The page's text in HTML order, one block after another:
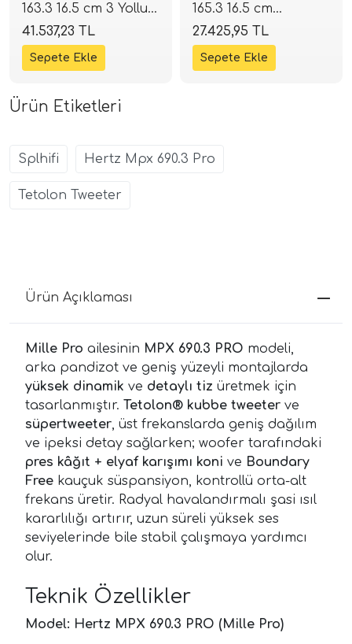
163.3 16.5 cm 3 Yollu
Komponent Mid
Takımı | 300W 4
Ohm | SPLHIFI
41.537,23 TL
165.3 16.5 cm
Komponent Mid
Takımı | 220W 4
Ohm | SPLHIFI
27.425,95 TL
Ürün Etiketleri
Splhifi Hertz Mpx 690.3 Pro
Tetolon Tweeter
Ürün Açıklaması
Mille Pro ailesinin MPX 690.3 PRO modeli,
arka pandizot ve geniş yüzeyli montajlarda
yüksek dinamik ve detaylı tiz üretmek için
tasarlanmıştır. Tetolon® kubbe tweeter ve
süpertweeter, üst frekanslarda geniş dağılım
ve ipeksi detay sağlarken; woofer tarafındaki
pres kâğıt + elyaf karışımı koni ve Boundary
Free kauçuk süspansiyon, kontrollü orta-alt
frekans üretir. Radyal havalandırmalı şasi ısıl
kararlılığı artırır, uzun süreli yüksek ses
seviyelerinde bile stabil çalışmaya yardımcı
olur.
Teknik Özellikler
Model: Hertz MPX 690.3 PRO (Mille Pro)